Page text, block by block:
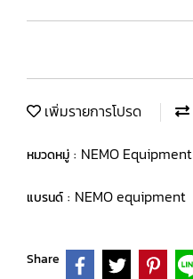
เพิ่มรายการโปรด
หมวดหมู่ : NEMO Equipment
แบรนด์ : NEMO equipment
Share